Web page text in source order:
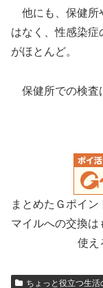
他にも、保健所
はなく、性感染症
がほとんど。
保健所での検査
まとめたＧポイ
マイルへの交換は
使え
ちょっと役立つ生活